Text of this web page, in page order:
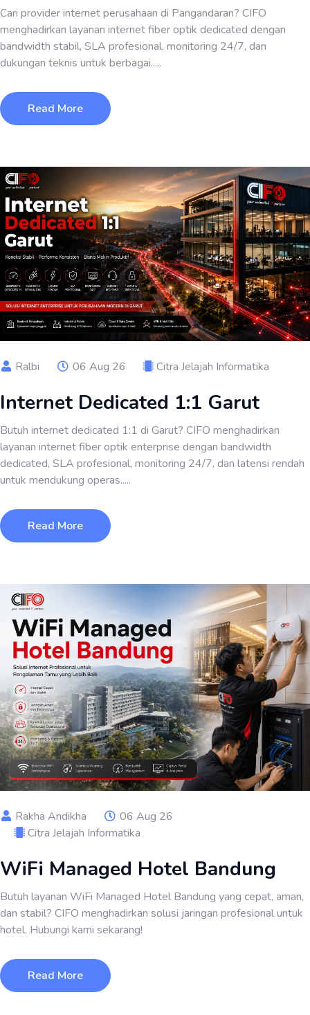
Cari provider internet perusahaan di Pangandaran? CIFO
menghadirkan layanan internet fiber optik dedicated dengan
bandwidth stabil, SLA profesional, monitoring 24/7, dan
dukungan teknis untuk berbagai.....
Read More
Ralbi 06 Aug 26 Citra Jelajah Informatika
Internet Dedicated 1:1 Garut
Butuh internet dedicated 1:1 di Garut? CIFO menghadirkan
layanan internet fiber optik enterprise dengan bandwidth
dedicated, SLA profesional, monitoring 24/7, dan latensi rendah
untuk mendukung operas.....
Read More
Rakha Andikha
06 Aug 26
Citra Jelajah Informatika
WiFi Managed Hotel Bandung
Butuh layanan WiFi Managed Hotel Bandung yang cepat, aman,
dan stabil? CIFO menghadirkan solusi jaringan profesional untuk
hotel. Hubungi kami sekarang!
Read More